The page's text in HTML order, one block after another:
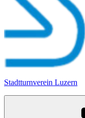
Stadtturnverein Luzern